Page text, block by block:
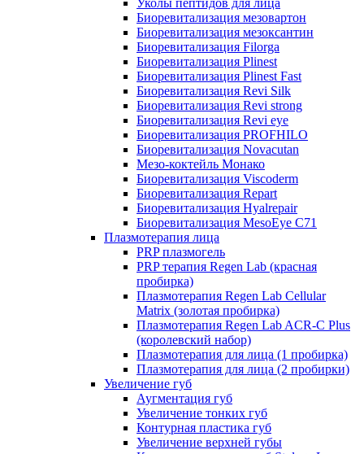
Уколы пептидов для лица
Биоревитализация мезовартон
Биоревитализация мезоксантин
Биоревитализация Filorga
Биоревитализация Plinest
Биоревитализация Plinest Fast
Биоревитализация Revi Silk
Биоревитализация Revi strong
Биоревитализация Revi eye
Биоревитализация PROFHILO
Биоревитализация Novacutan
Мезо-коктейль Монако
Биоревитализация Viscoderm
Биоревитализация Repart
Биоревитализация Hyalrepair
Биоревитализация MesoEye C71
Плазмотерапия лица
PRP плазмогель
PRP терапия Regen Lab (красная
пробирка)
Плазмотерапия Regen Lab Cellular
Matrix (золотая пробирка)
Плазмотерапия Regen Lab ACR-C Plus
(королевский набор)
Плазмотерапия для лица (1 пробирка)
Плазмотерапия для лица (2 пробирки)
Увеличение губ
Аугментация губ
Увеличение тонких губ
Контурная пластика губ
Увеличение верхней губы